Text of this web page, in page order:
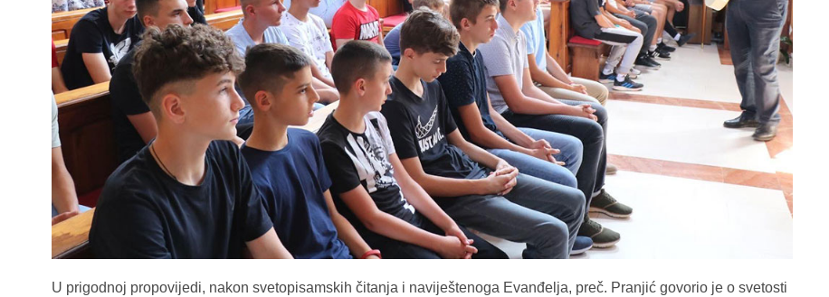
U prigodnoj propovijedi, nakon svetopisamskih čitanja i naviještenoga Evanđelja, preč. Pranjić govorio je o svetosti